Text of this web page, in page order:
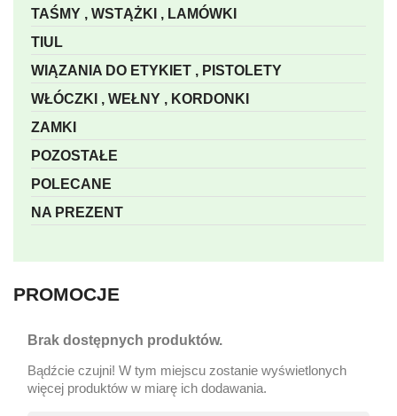
TAŚMY , WSTĄŻKI , LAMÓWKI
TIUL
WIĄZANIA DO ETYKIET , PISTOLETY
WŁÓCZKI , WEŁNY , KORDONKI
ZAMKI
POZOSTAŁE
POLECANE
NA PREZENT
PROMOCJE
Brak dostępnych produktów.
Bądźcie czujni! W tym miejscu zostanie wyświetlonych
więcej produktów w miarę ich dodawania.